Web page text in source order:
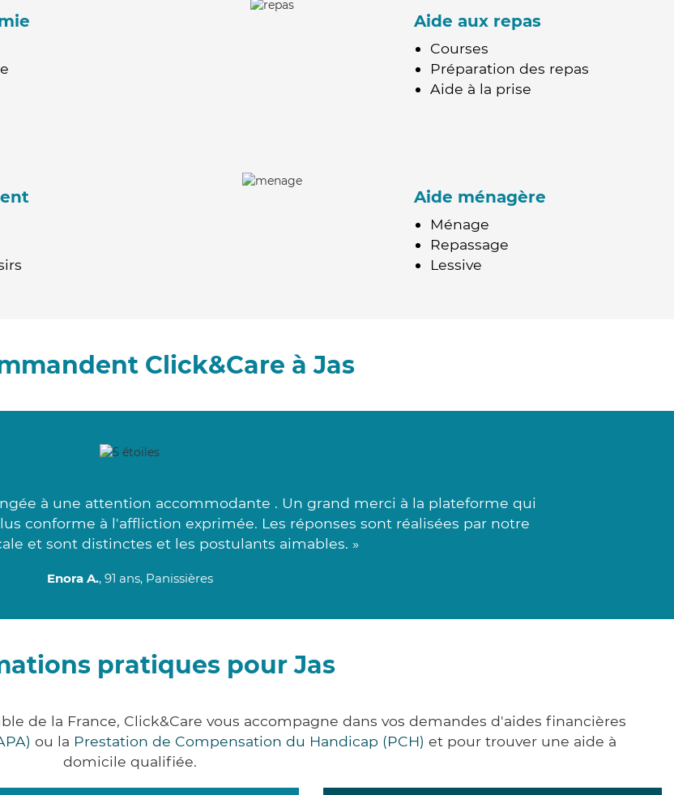
Aide aux repas
Courses
Préparation des repas
Aide à la prise
Aide ménagère
Ménage
Repassage
Lessive
Click&Care à Jas
à une attention accommodante . Un grand merci à la plateforme qui
conforme à l'affliction exprimée. Les réponses sont réalisées par notre
et sont distinctes et les postulants aimables. »
Enora A., 91 ans, Panissières
pratiques pour Jas
de la France, Click&Care vous accompagne dans vos demandes d'aides financières
ou la Prestation de Compensation du Handicap (PCH) et pour trouver une aide à
domicile qualifiée.